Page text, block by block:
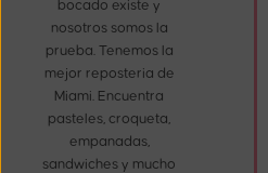
bocado existe y
nosotros somos la
prueba. Tenemos la
mejor reposteria de
Miami. Encuentra
pasteles, croqueta,
empanadas,
sandwiches y mucho